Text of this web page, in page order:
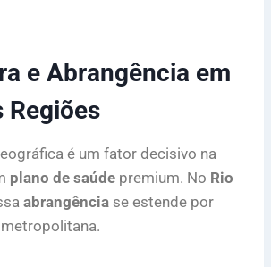
e Abrangência em
Regiões
é um fator decisivo na
plano de saúde premium. No Rio
abrangência se estende por